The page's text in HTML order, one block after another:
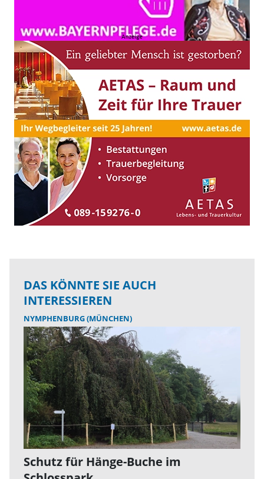
DAS KÖNNTE SIE AUCH
INTERESSIEREN
NYMPHENBURG (MÜNCHEN)
Schutz für Hänge-Buche im